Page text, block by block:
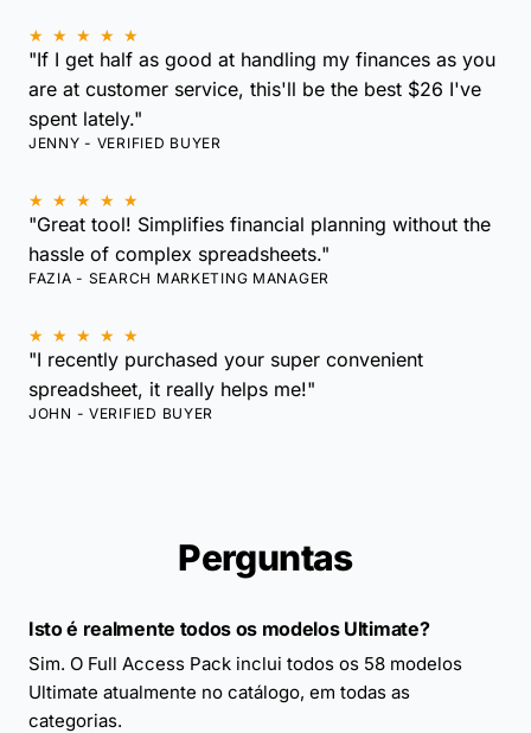
★ ★ ★ ★ ★
"If I get half as good at handling my finances as you
are at customer service, this'll be the best $26 I've
spent lately."
JENNY - VERIFIED BUYER
★ ★ ★ ★ ★
"Great tool! Simplifies financial planning without the
hassle of complex spreadsheets."
FAZIA - SEARCH MARKETING MANAGER
★ ★ ★ ★ ★
"I recently purchased your super convenient
spreadsheet, it really helps me!"
JOHN - VERIFIED BUYER
Perguntas
Isto é realmente todos os modelos Ultimate?
Sim. O Full Access Pack inclui todos os 58 modelos
Ultimate atualmente no catálogo, em todas as
categorias.